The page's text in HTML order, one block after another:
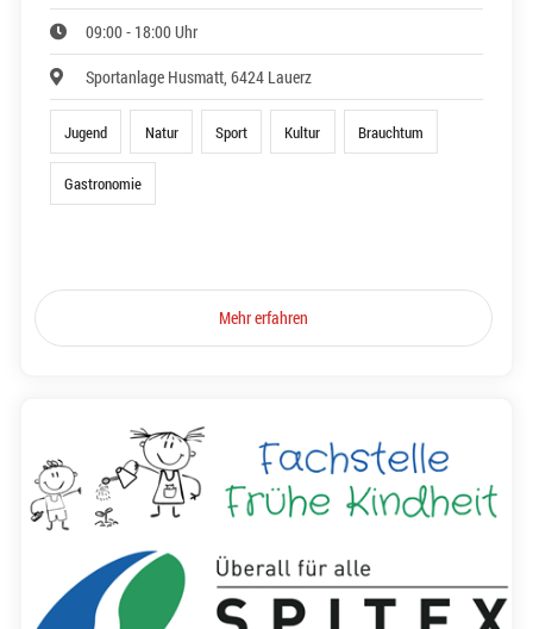
09:00 - 18:00 Uhr
Sportanlage Husmatt, 6424 Lauerz
Jugend Natur Sport Kultur Brauchtum
Gastronomie
Mehr erfahren